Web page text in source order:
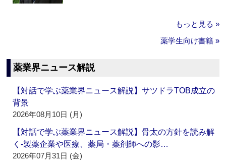
もっと見る »
薬学生向け書籍 »
薬業界ニュース解説
【対話で学ぶ薬業界ニュース解説】サツドラTOB成立の
背景
2026年08月10日 (月)
【対話で学ぶ薬業界ニュース解説】骨太の方針を読み解
く‐製薬企業や医療、薬局・薬剤師への影…
2026年07月31日 (金)